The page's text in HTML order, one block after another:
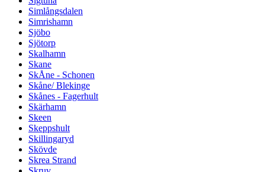
Simlångsdalen
Simrishamn
Sjöbo
Sjötorp
Skalhamn
Skane
SkÅne - Schonen
Skåne/ Blekinge
Skånes - Fagerhult
Skärhamn
Skeen
Skeppshult
Skillingaryd
Skövde
Skrea Strand